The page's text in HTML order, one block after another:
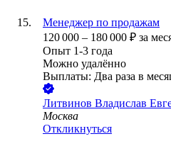
Менеджер по продажам
120 000 – 180 000 ₽ за
Опыт 1-3 года
Можно удалённо
Выплаты: Два раза в
Литвинов Владислав
Москва
Откликнуться